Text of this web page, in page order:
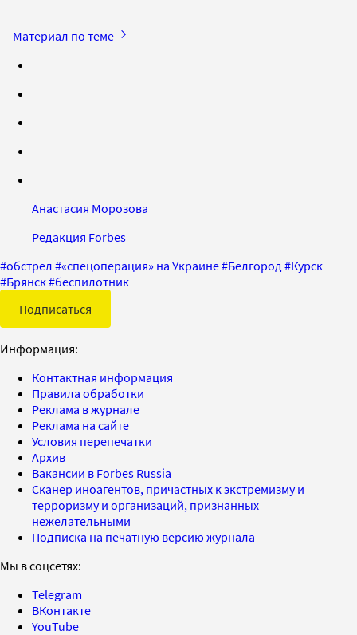
Материал по теме
Анастасия Морозова
Редакция Forbes
#обстрел #«спецоперация» на Украине#Белгород #Курск
#Брянск#беспилотник
Подписаться
Информация:
Контактная информация
Правила обработки
Реклама в журнале
Реклама на сайте
Условия перепечатки
Архив
Вакансии в Forbes Russia
Сканер иноагентов, причастных к экстремизму и
терроризму и организаций, признанных
нежелательными
Подписка на печатную версию журнала
Мы в соцсетях:
Telegram
ВКонтакте
YouTube